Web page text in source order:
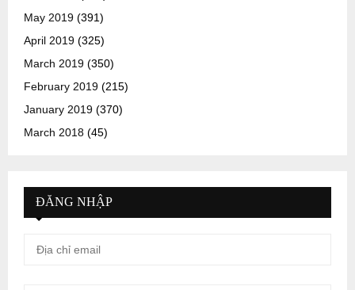
May 2019 (391)
April 2019 (325)
March 2019 (350)
February 2019 (215)
January 2019 (370)
March 2018 (45)
ĐĂNG NHẬP